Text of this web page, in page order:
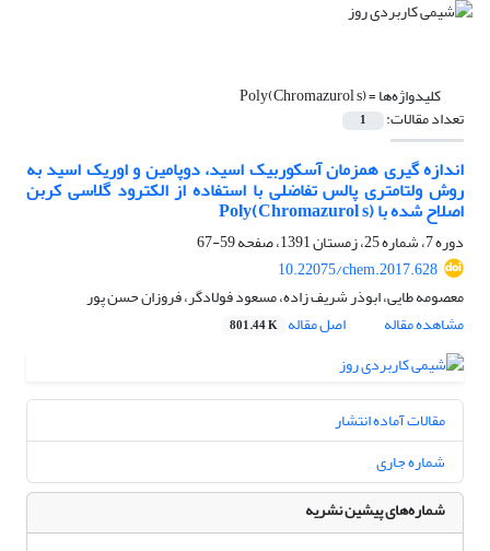
کلیدواژه‌ها =Poly(Chromazurol s)
تعداد مقالات: 1
اندازه گیری همزمان آسکوربیک اسید، دوپامین و اوریک اسید به
روش ولتامتری پالس تفاضلی با استفاده از الکترود گلاسی کربن
اصلاح شده با Poly(Chromazurol s)
دوره 7، شماره 25، زمستان 1391، صفحه
59-67
10.22075/chem.2017.628
معصومه طایی، ابوذر شریف زاده، مسعود فولادگر، فروزان حسن پور
مشاهده مقاله
اصل مقاله 801.44 K
مقالات آماده انتشار
شماره جاری
شماره‌های پیشین نشریه